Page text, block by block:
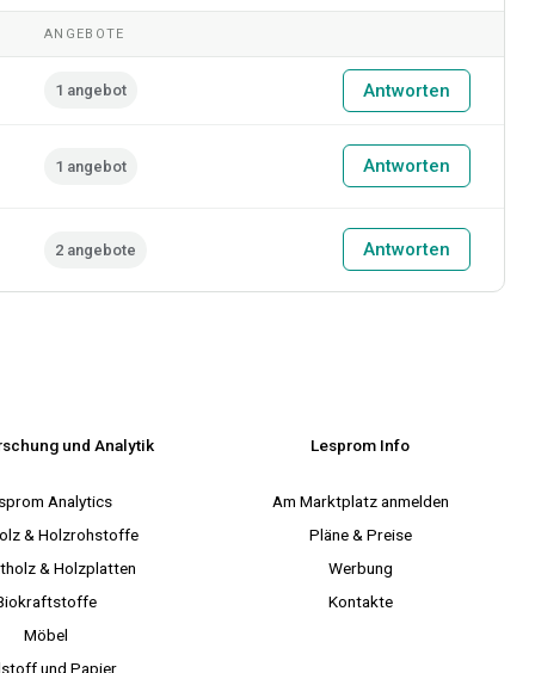
ANGEBOTE
1 angebot Antworten
1 angebot Antworten
2 angebote Antworten
und Analytik
Analytics
& Holzrohstoffe
& Holzplatten
Möbel
und Papier
Lesprom Info
Am Marktplatz anmelden
Pläne & Preise
Werbung
Kontakte